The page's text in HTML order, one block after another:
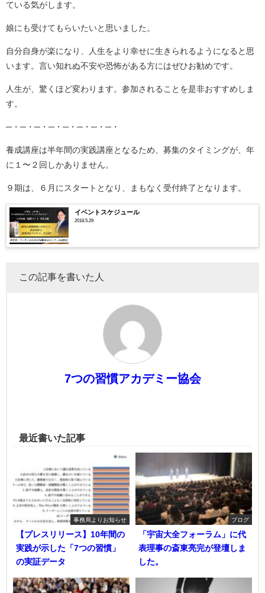
ている気がします。
娘にも受けてもらいたいと思いました。
自分自身が楽になり、人生をより幸せに生きられるようになると思
います。言い知れぬ不安や恐怖がある方にはぜひお勧めです。
人生が、驚くほど変わります。参加されることを是非おすすめしま
す。
─・─・─・─・─・─・─・─・
養成講座は半年間の実践講座となるため、募集のタイミングが、年
に１〜２回しかありません。
９期は、６月にスタートとなり、まもなく受付終了となります。
イベントスケジュール
2018.5.29
この記事を書いた人
7つの習慣アカデミー協会
最近書いた記事
事務局よりお知らせ
【プレスリリース】10年間の
実践が示した「7つの習慣」
の実証データ
ブログ
「宇宙大全フォーラム」に代
表理事の斎東亮完が登壇しま
した。